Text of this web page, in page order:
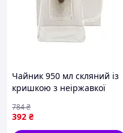
Чайник 950 мл скляний із
кришкою з неіржавкої
трав ТМ LUMINES
392 ₴
784₴